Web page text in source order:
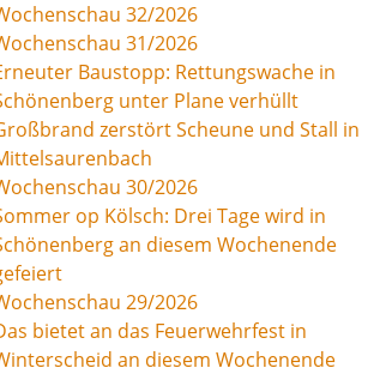
32/2026
31/2026
Baustopp: Rettungswache in
unter Plane verhüllt
zerstört Scheune und Stall in
30/2026
op Kölsch: Drei Tage wird in
an diesem Wochenende
29/2026
bietet an das Feuerwehrfest in
an diesem Wochenende